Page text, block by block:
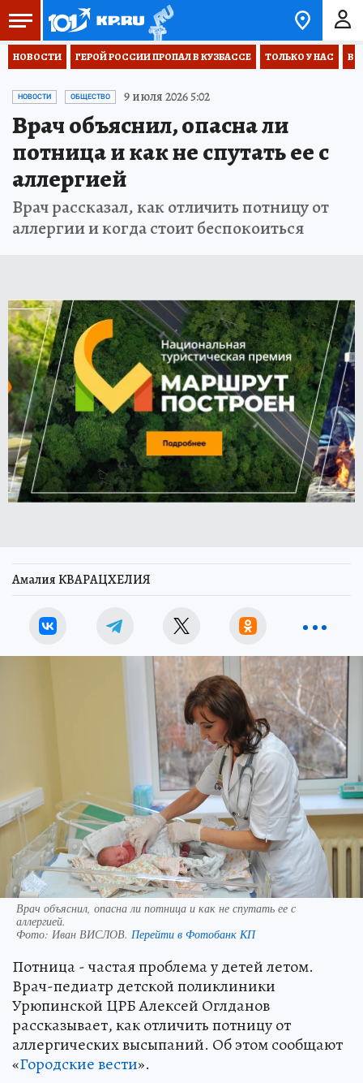
НОВОСТИ ГЕРОЙ РОССИИ ПРОПАЛ В КУЗБАССЕ ТОЛЬКО У НАС
НОВОСТИ ОБЩЕСТВО 9 июля 2026 5:02
Врач объяснил, опасна ли
потница и как не спутать ее с
аллергией
Врач рассказал, как отличить потницу от
аллергии и когда стоит беспокоиться
Амалия КВАРАЦХЕЛИЯ
Врач объяснил, опасна ли потница и как не спутать ее с
аллергией.
Фото: Иван ВИСЛОВ. Перейти в Фотобанк КП
Потница - частая проблема у детей летом.
Врач-педиатр детской поликлиники
Урюпинской ЦРБ Алексей Оглданов
рассказывает, как отличить потницу от
аллергических высыпаний. Об этом сообщают
«Городские вести».